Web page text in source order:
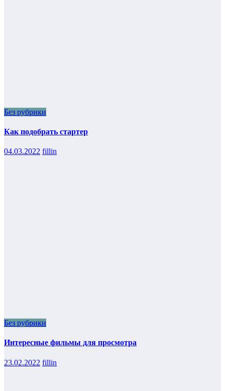
Без рубрики
Как подобрать стартер
04.03.2022 fillin
Без рубрики
Интересные фильмы для просмотра
23.02.2022 fillin